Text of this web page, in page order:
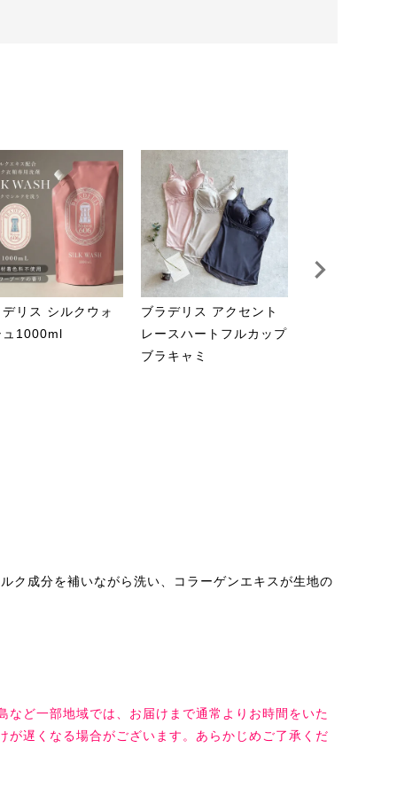
リス シルクウォ
ュ1000ml
ブラデリス アクセント
レースハートフルカップ
ブラキャミ
ク成分を補いながら洗い、コラーゲンエキスが生地の
ど一部地域では、お届けまで通常よりお時間をいた
遅くなる場合がございます。あらかじめご了承くだ